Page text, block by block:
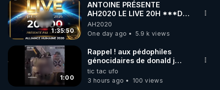
1:35:50
ANTOINE PRÉSENTE
AH2020 LE LIVE 20H ***DU
06/08/2026***
AH2020
One day ago
5.9 k views
1:00
Rappel ! aux pédophiles
génocidaires de donald j
trump et ses supporters
trumpistes 424et 666.
tic tac ufo
3 hours ago
100 views